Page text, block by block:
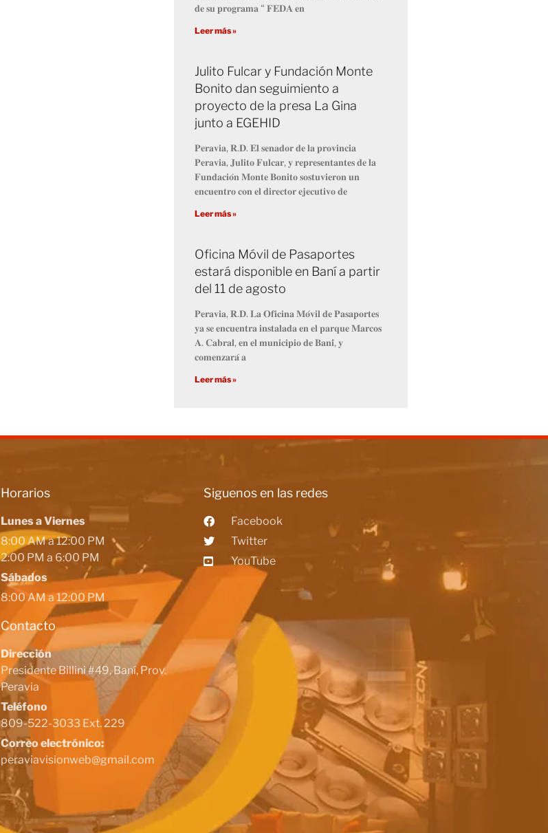
𝐝𝐞 𝐬𝐮 𝐩𝐫𝐨𝐠𝐫𝐚𝐦𝐚 “ 𝐅𝐄𝐃𝐀 𝐞𝐧
Leer más »
Julito Fulcar y Fundación Monte
Bonito dan seguimiento a
proyecto de la presa La Gina
junto a EGEHID
𝐏𝐞𝐫𝐚𝐯𝐢𝐚, 𝐑.𝐃. 𝐄𝐥 𝐬𝐞𝐧𝐚𝐝𝐨𝐫 𝐝𝐞 𝐥𝐚 𝐩𝐫𝐨𝐯𝐢𝐧𝐜𝐢𝐚
𝐏𝐞𝐫𝐚𝐯𝐢𝐚, 𝐉𝐮𝐥𝐢𝐭𝐨 𝐅𝐮𝐥𝐜𝐚𝐫, 𝐲 𝐫𝐞𝐩𝐫𝐞𝐬𝐞𝐧𝐭𝐚𝐧𝐭𝐞𝐬 𝐝𝐞 𝐥𝐚
𝐅𝐮𝐧𝐝𝐚𝐜𝐢𝐨́𝐧 𝐌𝐨𝐧𝐭𝐞 𝐁𝐨𝐧𝐢𝐭𝐨 𝐬𝐨𝐬𝐭𝐮𝐯𝐢𝐞𝐫𝐨𝐧 𝐮𝐧
𝐞𝐧𝐜𝐮𝐞𝐧𝐭𝐫𝐨 𝐜𝐨𝐧 𝐞𝐥 𝐝𝐢𝐫𝐞𝐜𝐭𝐨𝐫 𝐞𝐣𝐞𝐜𝐮𝐭𝐢𝐯𝐨 𝐝𝐞
Leer más »
Oficina Móvil de Pasaportes
estará disponible en Baní a partir
del 11 de agosto
𝐏𝐞𝐫𝐚𝐯𝐢𝐚, 𝐑.𝐃. 𝐋𝐚 𝐎𝐟𝐢𝐜𝐢𝐧𝐚 𝐌𝐨́𝐯𝐢𝐥 𝐝𝐞 𝐏𝐚𝐬𝐚𝐩𝐨𝐫𝐭𝐞𝐬
𝐲𝐚 𝐬𝐞 𝐞𝐧𝐜𝐮𝐞𝐧𝐭𝐫𝐚 𝐢𝐧𝐬𝐭𝐚𝐥𝐚𝐝𝐚 𝐞𝐧 𝐞𝐥 𝐩𝐚𝐫𝐪𝐮𝐞 𝐌𝐚𝐫𝐜𝐨𝐬
𝐀. 𝐂𝐚𝐛𝐫𝐚𝐥, 𝐞𝐧 𝐞𝐥 𝐦𝐮𝐧𝐢𝐜𝐢𝐩𝐢𝐨 𝐝𝐞 𝐁𝐚𝐧𝐢́, 𝐲
𝐜𝐨𝐦𝐞𝐧𝐳𝐚𝐫𝐚́ 𝐚
Leer más »
Horarios
Lunes a Viernes
8:00 AM a 12:00 PM
2:00 PM a 6:00 PM
Sábados
8:00 AM a 12:00 PM
Contacto
Dirección
Presidente Billini #49, Baní, Prov.
Peravia
Teléfono
809-522-3033 Ext. 229
Correo electrónico:
peraviavisionweb@gmail.com
Siguenos en las redes
Facebook
Twitter
YouTube